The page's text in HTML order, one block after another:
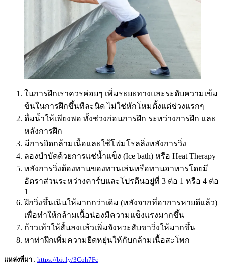
ในการฝึกเราควรค่อยๆ เพิ่มระยะทางและระดับความเข้ม
ข้นในการฝึกขึ้นทีละนิด ไม่ใช่หักโหมตั้งแต่ช่วงแรกๆ
ดื่มน้ำให้เพียงพอ ทั้งช่วงก่อนการฝึก ระหว่างการฝึก และ
หลังการฝึก
มีการยึดกล้ามเนื้อและใช้โฟมโรลลิ่งหลังการวิ่ง
ลองบำบัดด้วยการแช่น้ำแข็ง (Ice bath) หรือ Heat Therapy
หลังการวิ่งต้องทานของทานเล่นหรือทานอาหารโดยมี
อัตราส่วนระหว่างคาร์บและโปรตีนอยู่ที่ 3 ต่อ 1 หรือ 4 ต่อ
1
ฝึกวิ่งขึ้นเนินให้มากกว่าเดิม (หลังจากที่อาการหายดีแล้ว)
เพื่อทำให้กล้ามเนื้อน่องมีความแข็งแรงมากขึ้น
ก้าวเท้าให้สั้นลงแล้วเพิ่มจังหวะสับขาวิ่งให้มากขึ้น
หาท่าฝึกเพิ่มความยืดหยุ่นให้กับกล้ามเนื้อสะโพก
แหล่งที่มา : https://bit.ly/3Coh7Fc